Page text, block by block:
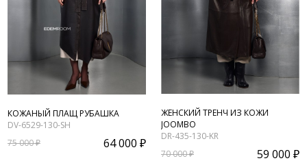
КОЖАНЫЙ ПЛАЩ РУБАШКА
DV-6529-130-SH
75 000 ₽
64 000 ₽
ЖЕНСКИЙ ТРЕНЧ ИЗ КОЖИ
JOOMBO
DR-435-130-KR
70 000 ₽
59 000 ₽